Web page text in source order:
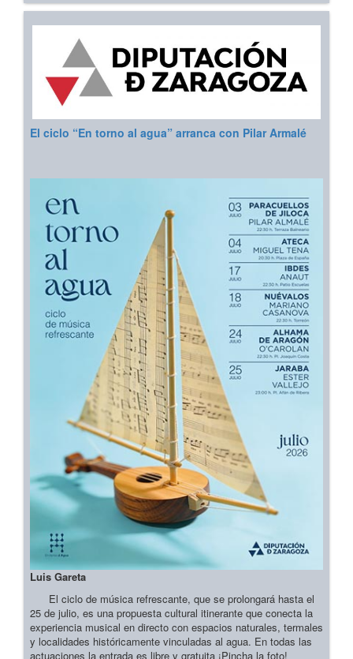
El ciclo “En torno al agua” arranca con Pilar Armalé
Luis Gareta
El ciclo de música refrescante, que se prolongará hasta el
25 de julio, es una propuesta cultural itinerante que conecta la
experiencia musical en directo con espacios naturales, termales
y localidades históricamente vinculadas al agua. En todas las
actuaciones la entrada es libre y gratuita ¡Pincha la foto!